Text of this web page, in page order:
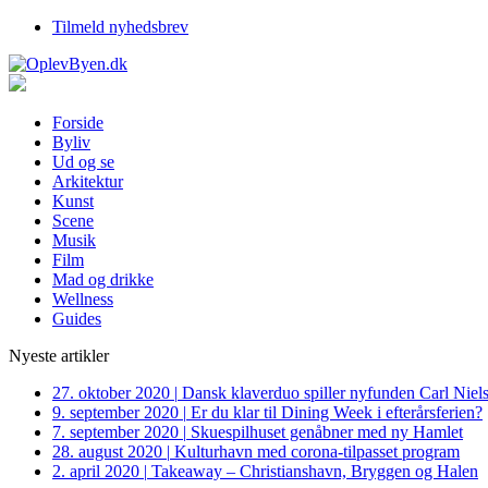
Tilmeld nyhedsbrev
Forside
Byliv
Ud og se
Arkitektur
Kunst
Scene
Musik
Film
Mad og drikke
Wellness
Guides
Nyeste artikler
27. oktober 2020 | Dansk klaverduo spiller nyfunden Carl
9. september 2020 | Er du klar til Dining Week i efterårsferien?
7. september 2020 | Skuespilhuset genåbner med ny Hamlet
28. august 2020 | Kulturhavn med corona-tilpasset program
2. april 2020 | Takeaway – Christianshavn, Bryggen og Halen